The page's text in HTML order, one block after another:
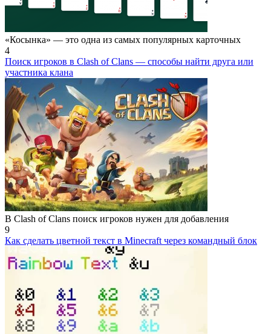
«Косынка» — это одна из самых популярных карточных
4
Поиск игроков в Clash of Clans — способы найти друга или
участника клана
В Clash of Clans поиск игроков нужен для добавления
9
Как сделать цветной текст в Minecraft через командный блок